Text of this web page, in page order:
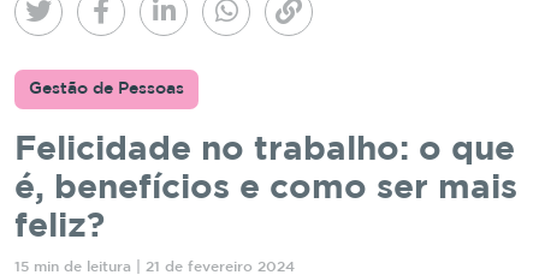
Gestão de Pessoas
Felicidade no trabalho: o que
é, benefícios e como ser mais
feliz?
15 min de leitura | 21 de fevereiro 2024